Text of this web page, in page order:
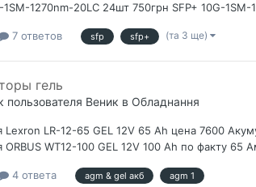
1270nm-20LC 24шт 750грн SFP+ 10G-
7 ответов sfp sfp+ (та 3 ще)
гель
пользователя Веник в Обладнання
Lexron LR-12-65 GEL 12V 65 Ah цена 7600
ORBUS WT12-100 GEL 12V 100 Ah по факту 65
4 ответа agm & gel акб agm 1